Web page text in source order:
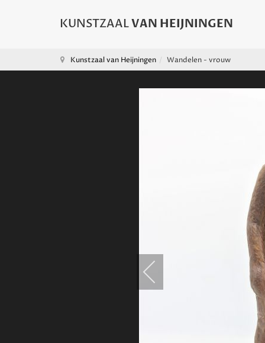
Kunstzaal van Heijningen Wandelen - vrouw